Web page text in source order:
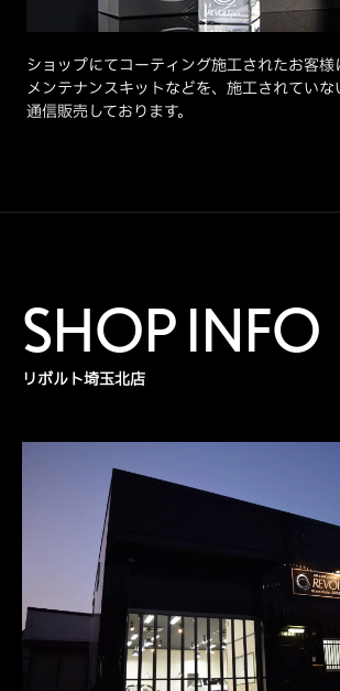
ショップにてコーティング施工されたお客様
メンテナンスキットなどを、施工されていな
通信販売しております。
SHOP INFO
リボルト埼玉北店